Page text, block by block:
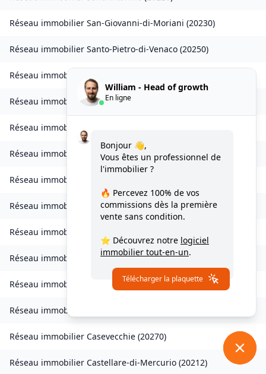
Réseau immobilier San-Giovanni-di-Moriani (20230)
Réseau immobilier Santo-Pietro-di-Venaco (20250)
Réseau immobilier
Réseau immobilierVezzani(20242
Réseau immobilier
Réseau immobilier Chisa(20240)
Réseau immobilier
Réseau immobilier Barbaggio(20253)
Réseau immobilier
Réseau immobilier Calvi(20260)
Réseau immobilier Campana(20229)
Réseau immobilier
Réseau immobilier Casevecchie (20270)
Réseau immobilier Castellare-di-Mercurio (20212)
William - Head of growth
En ligne
Bonjour 👋,
Vous êtes un professionnel de
l'immobilier ?
🔥 Percevez 100% de vos
commissions dès la première
vente sans condition.
⭐ Découvrez notre logiciel
immobilier tout-en-un.
Télécharger la plaquette